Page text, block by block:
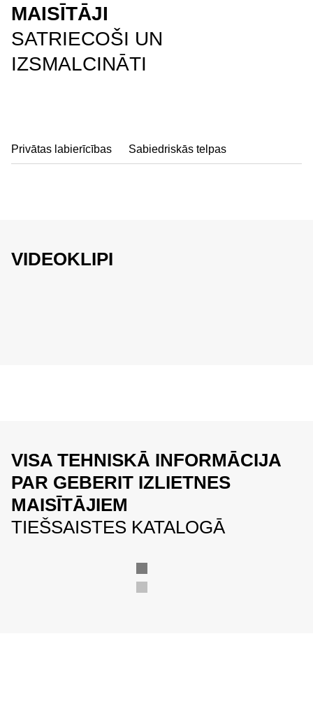
MAISĪTĀJI
SATRIECOŠI UN
IZSMALCINĀTI
Privātas labierīcības Sabiedriskās telpas
VIDEOKLIPI
VISA TEHNISKĀ INFORMĀCIJA
PAR GEBERIT IZLIETNES
MAISĪTĀJIEM
TIEŠSAISTES KATALOGĀ